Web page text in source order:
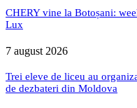
CHERY vine la Botoșani:
Lux
7 august 2026
Trei eleve de liceu au
de dezbateri din Moldova